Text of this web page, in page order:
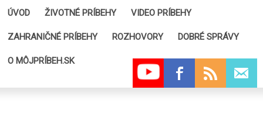
ÚVOD ŽIVOTNÉ PRÍBEHY VIDEO PRÍBEHY
ZAHRANIČNÉ PRÍBEHY ROZHOVORY DOBRÉ SPRÁVY
O MÔJPRÍBEH.SK